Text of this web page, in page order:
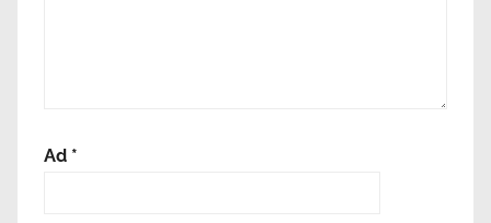
ν
Ad *